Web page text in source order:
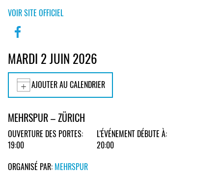
VOIR SITE OFFICIEL
MARDI 2 JUIN 2026
AJOUTER AU CALENDRIER
MEHRSPUR – ZÜRICH
OUVERTURE DES PORTES:
19:00
L'ÉVÉNEMENT DÉBUTE À:
20:00
ORGANISÉ PAR: MEHRSPUR